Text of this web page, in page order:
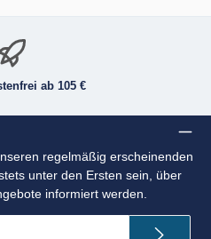
ab 105 €
regelmäßig erscheinenden
unter den Ersten sein, über
informiert werden.